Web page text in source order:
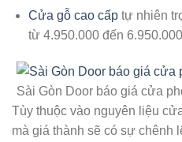
Cửa gỗ cao cấp tự nhiên
từ 4.950.000 đến
Sài Gòn Door báo giá cửa
Tùy thuộc vào nguyên liệu
mà giá thành sẽ có sự chênh